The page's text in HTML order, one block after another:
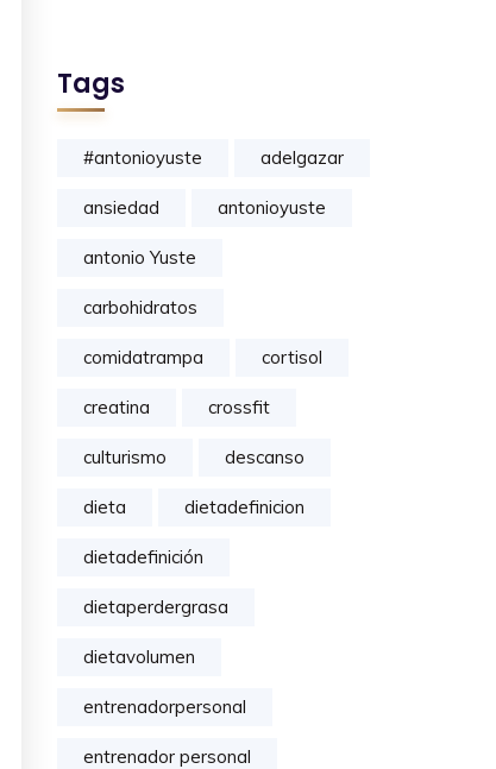
Tags
#antonioyuste adelgazar
ansiedad antonioyuste
antonio Yuste
carbohidratos
comidatrampa cortisol
creatina crossfit
culturismo descanso
dieta dietadefinicion
dietadefinición
dietaperdergrasa
dietavolumen
entrenadorpersonal
entrenador personal